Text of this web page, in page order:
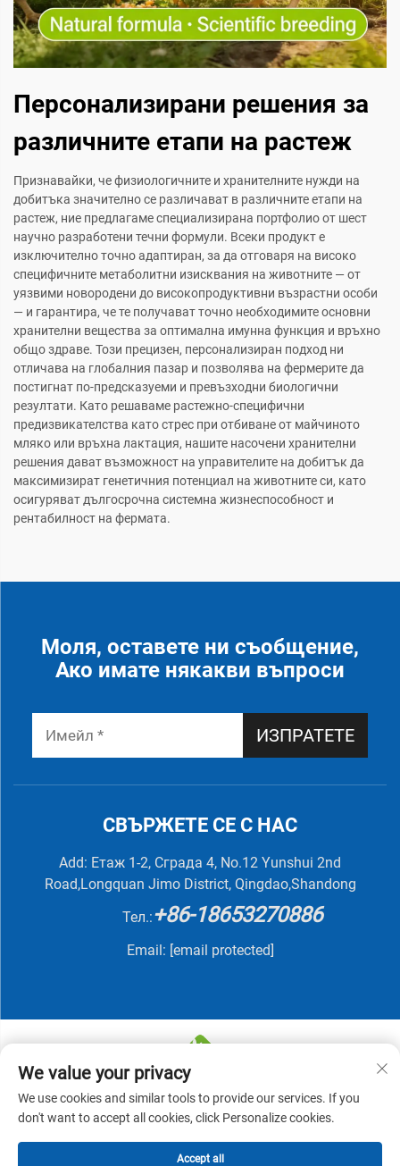
Персонализирани решения за
различните етапи на растеж
Признавайки, че физиологичните и хранителните нужди на
добитъка значително се различават в различните етапи на
растеж, ние предлагаме специализирана портфолио от шест
научно разработени течни формули. Всеки продукт е
изключително точно адаптиран, за да отговаря на високо
специфичните метаболитни изисквания на животните — от
уязвими новородени до високопродуктивни възрастни особи
— и гарантира, че те получават точно необходимите основни
хранителни вещества за оптимална имунна функция и връхно
общо здраве. Този прецизен, персонализиран подход ни
отличава на глобалния пазар и позволява на фермерите да
постигнат по-предсказуеми и превъзходни биологични
резултати. Като решаваме растежно-специфични
предизвикателства като стрес при отбиване от майчиното
мляко или връхна лактация, нашите насочени хранителни
решения дават възможност на управителите на добитък да
максимизират генетичния потенциал на животните си, като
осигуряват дългосрочна системна жизнеспособност и
рентабилност на фермата.
Моля, оставете ни съобщение,
Ако имате някакви въпроси
ИЗПРАТЕТЕ
СВЪРЖЕТЕ СЕ С НАС
Add: Етаж 1-2, Сграда 4, No.12 Yunshui 2nd
Road,Longquan Jimo District, Qingdao,Shandong
Тел.:+86-18653270886
Email: [email protected]
Всички права запазени © 2025 QINGDAO NUTRIVIT
BIOTECH CO., LTD - Политика за поверителност
We value your privacy
We use cookies and similar tools to provide our services. If you
don't want to accept all cookies, click Personalize cookies.
Accept all